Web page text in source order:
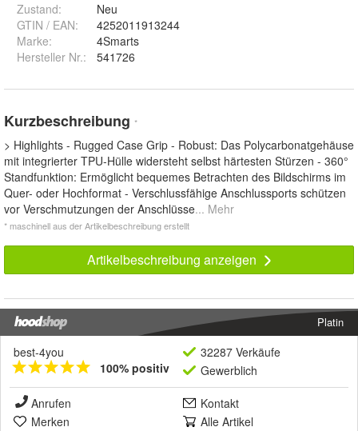
Zustand:
Neu
GTIN / EAN:
4252011913244
Marke:
4Smarts
Hersteller Nr.:
541726
Kurzbeschreibung *
> Highlights - Rugged Case Grip - Robust: Das Polycarbonatgehäuse
mit integrierter TPU-Hülle widersteht selbst härtesten Stürzen - 360°
Standfunktion: Ermöglicht bequemes Betrachten des Bildschirms im
Quer- oder Hochformat - Verschlussfähige Anschlussports schützen
vor Verschmutzungen der Anschlüsse... Mehr
* maschinell aus der Artikelbeschreibung erstellt
Artikelbeschreibung anzeigen
Platin
best-4you
100% positiv
32287 Verkäufe
Gewerblich
Anrufen
Kontakt
Merken
Alle Artikel